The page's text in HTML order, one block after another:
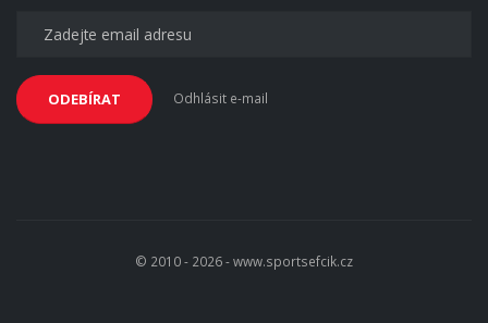
ODEBÍRAT Odhlásit e-mail
© 2010 - 2026 - www.sportsefcik.cz